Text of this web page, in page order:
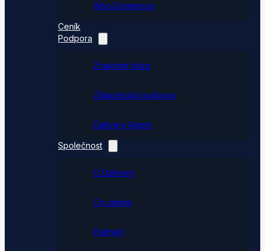
WooCommerce
Ceník
Podpora
Znalostní báze
Zákaznická podpora
Dativery Agent
Společnost
O Dativery
Co umíme
Partneři